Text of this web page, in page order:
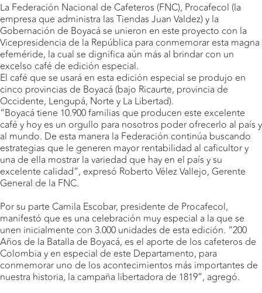
La Federación Nacional de Cafeteros (FNC), Procafecol (la
empresa que administra las Tiendas Juan Valdez) y la
Gobernación de Boyacá se unieron en este proyecto con la
Vicepresidencia de la República para conmemorar esta magna
efeméride, la cual se dignifica aún más al brindar con un
excelso café de edición especial.
El café que se usará en esta edición especial se produjo en
cinco provincias de Boyacá (bajo Ricaurte, provincia de
Occidente, Lengupá, Norte y La Libertad).
“Boyacá tiene 10.900 familias que producen este excelente
café y hoy es un orgullo para nosotros poder ofrecerlo al país y
al mundo. De esta manera la Federación continúa buscando
estrategias que le generen mayor rentabilidad al caficultor y
una de ella mostrar la variedad que hay en el país y su
excelente calidad”, expresó Roberto Vélez Vallejo, Gerente
General de la FNC.
Por su parte Camila Escobar, presidente de Procafecol,
manifestó que es una celebración muy especial a la que se
unen inicialmente con 3.000 unidades de esta edición. “200
Años de la Batalla de Boyacá, es el aporte de los cafeteros de
Colombia y en especial de este Departamento, para
conmemorar uno de los acontecimientos más importantes de
nuestra historia, la campaña libertadora de 1819”, agregó.